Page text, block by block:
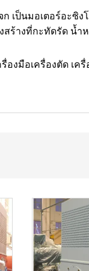
เป็นมอเตอร์อะ
งที่กะทัดรัด น้ำ
งมือเครื่องตัด เ